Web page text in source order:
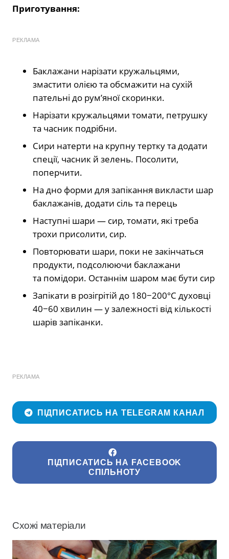
Приготування:
РЕКЛАМА
Баклажани нарізати кружальцями,
змастити олією та обсмажити на сухій
пательні до рум’яної скоринки.
Нарізати кружальцями томати, петрушку
та часник подрібни.
Сири натерти на крупну тертку та додати
спеції, часник й зелень. Посолити,
поперчити.
На дно форми для запікання викласти шар
баклажанів, додати сіль та перець
Наступні шари — сир, томати, які треба
трохи присолити, сир.
Повторювати шари, поки не закінчаться
продукти, подсолюючи баклажани
та помідори. Останнім шаром має бути сир
Запікати в розігрітій до 180−200°C духовці
40−60 хвилин — у залежності від кількості
шарів запіканки.
РЕКЛАМА
ПІДПИСАТИСЬ НА TELEGRAM КАНАЛ
ПІДПИСАТИСЬ НА FACEBOOK
СПІЛЬНОТУ
Схожі матеріали